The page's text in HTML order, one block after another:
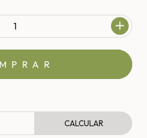
CALCULAR